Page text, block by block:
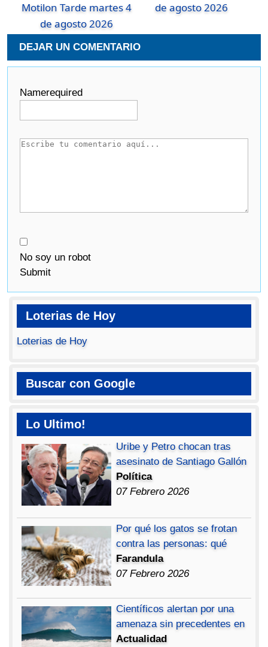
Motilon Tarde martes 4
de agosto 2026
de agosto 2026
DEJAR UN COMENTARIO
Namerequired
No soy un robot
Submit
Loterias de Hoy
Loterias de Hoy
Buscar con Google
Lo Ultimo!
Uribe y Petro chocan tras
asesinato de Santiago Gallón
Política
07 Febrero 2026
Por qué los gatos se frotan
contra las personas: qué
Farandula
07 Febrero 2026
Científicos alertan por una
amenaza sin precedentes en
Actualidad